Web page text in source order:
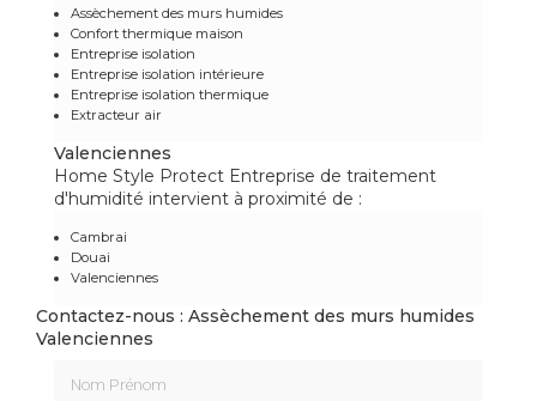
Assèchement des murs humides
Confort thermique maison
Entreprise isolation
Entreprise isolation intérieure
Entreprise isolation thermique
Extracteur air
Valenciennes
Home Style Protect Entreprise de traitement
d'humidité intervient à proximité de :
Cambrai
Douai
Valenciennes
Contactez-nous : Assèchement des murs humides
Valenciennes